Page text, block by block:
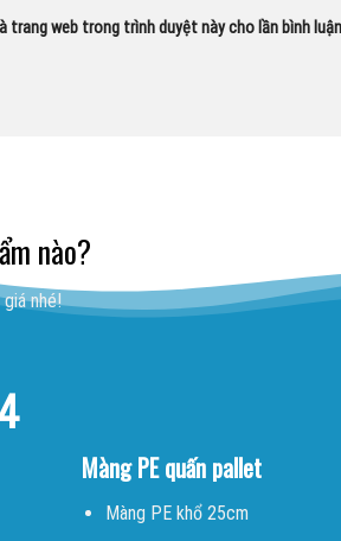
trang web trong trình duyệt này cho lần bình
nào?
nhé!
Màng PE quấn pallet
Màng PE khổ 25cm